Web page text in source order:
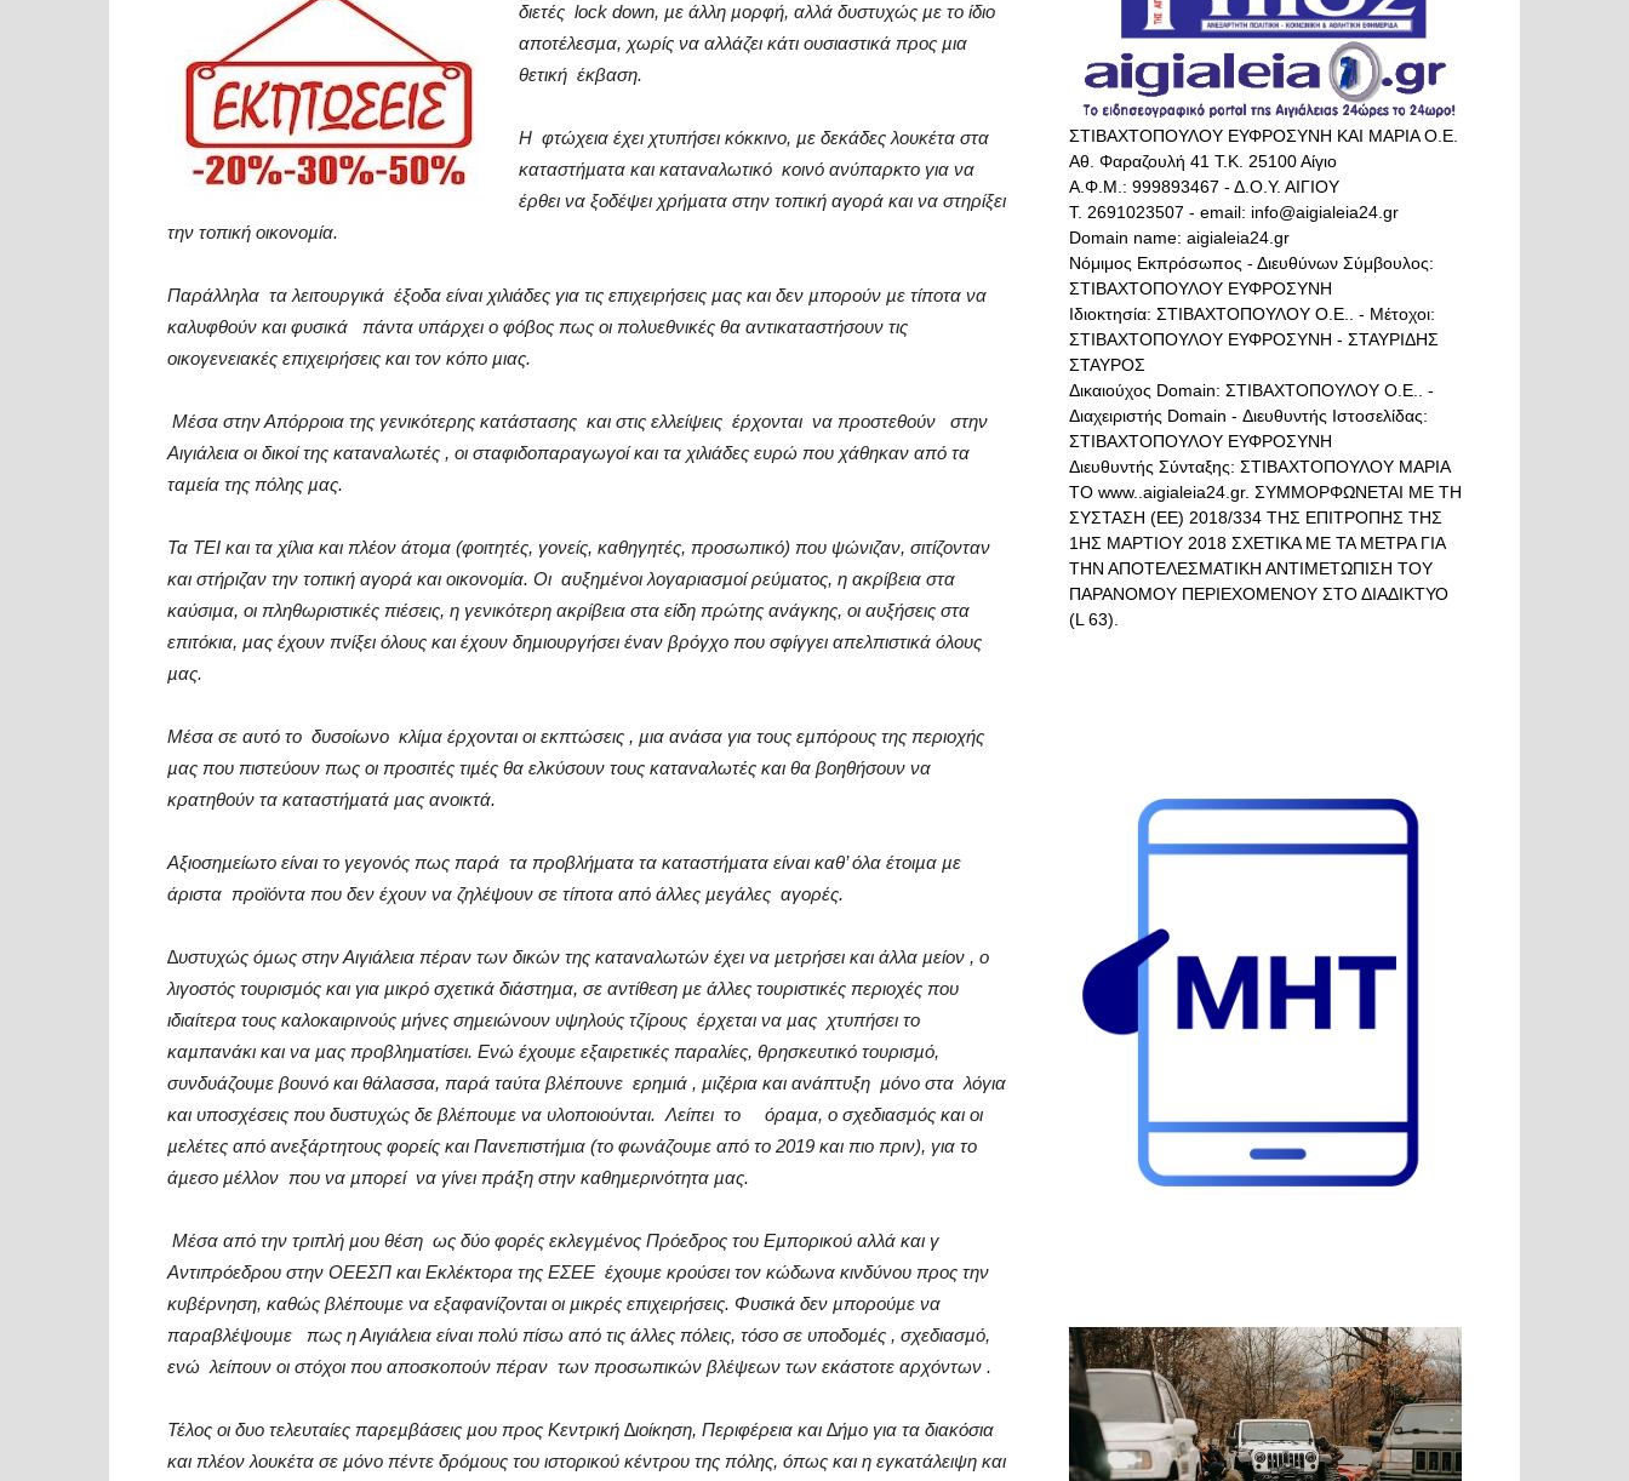
διετές lock down, µε άλλη µορφή, αλλά δυστυχώς µε το ίδιο
αποτέλεσµα, χωρίς να αλλάζει κάτι ουσιαστικά προς µια
θετική έκβαση.
Η φτώχεια έχει χτυπήσει κόκκινο, µε δεκάδες λουκέτα στα
καταστήµατα και καταναλωτικό κοινό ανύπαρκτο για να
έρθει να ξοδέψει χρήµατα στην τοπική αγορά και να στηρίξει
την τοπική οικονοµία.
Παράλληλα τα λειτουργικά έξοδα είναι χιλιάδες για τις επιχειρήσεις µας και δεν µπορούν µε τίποτα να
καλυφθούν και φυσικά
πάντα υπάρχει ο φόβος πως οι πολυεθνικές θα αντικαταστήσουν τις
οικογενειακές επιχειρήσεις και τον κόπο µιας.
Μέσα στην Απόρροια της γενικότερης κατάστασης και στις ελλείψεις έρχονται να προστεθούν
στην
Αιγιάλεια οι δικοί της καταναλωτές , οι σταφιδοπαραγωγοί και τα χιλιάδες ευρώ που χάθηκαν από τα
ταµεία της πόλης µας.
Τα ΤΕΙ και τα χίλια και πλέον άτοµα (φοιτητές, γονείς, καθηγητές, προσωπικό) που ψώνιζαν, σιτίζονταν
και στήριζαν την τοπική αγορά και οικονοµία. Οι αυξηµένοι λογαριασµοί ρεύµατος, η ακρίβεια στα
καύσιµα, οι πληθωριστικές πιέσεις, η γενικότερη ακρίβεια στα είδη πρώτης ανάγκης, οι αυξήσεις στα
επιτόκια, µας έχουν πνίξει όλους και έχουν δηµιουργήσει έναν βρόγχο που σφίγγει απελπιστικά όλους
µας.
Μέσα σε αυτό το δυσοίωνο κλίµα έρχονται οι εκπτώσεις , µια ανάσα για τους εµπόρους της περιοχής
µας που πιστεύουν πως οι προσιτές τιµές θα ελκύσουν τους καταναλωτές και θα βοηθήσουν να
κρατηθούν τα καταστήµατά µας ανοικτά.
Αξιοσηµείωτο είναι το γεγονός πως παρά τα προβλήµατα τα καταστήµατα είναι καθ’ όλα έτοιµα µε
άριστα προϊόντα που δεν έχουν να ζηλέψουν σε τίποτα από άλλες µεγάλες αγορές.
∆υστυχώς όµως στην Αιγιάλεια πέραν των δικών της καταναλωτών έχει να µετρήσει και άλλα µείον , ο
λιγοστός τουρισµός και για µικρό σχετικά διάστηµα, σε αντίθεση µε άλλες τουριστικές περιοχές που
ιδιαίτερα τους καλοκαιρινούς µήνες σηµειώνουν υψηλούς τζίρους έρχεται να µας χτυπήσει το
καµπανάκι και να µας προβληµατίσει. Ενώ έχουµε εξαιρετικές παραλίες, θρησκευτικό τουρισµό,
συνδυάζουµε βουνό και θάλασσα, παρά ταύτα βλέπουνε ερηµιά , µιζέρια και ανάπτυξη µόνο στα λόγια
και υποσχέσεις που δυστυχώς δε βλέπουµε να υλοποιούνται. Λείπει το
όραµα, ο σχεδιασµός και οι
µελέτες από ανεξάρτητους φορείς και Πανεπιστήµια (το φωνάζουµε από το 2019 και πιο πριν), για το
άµεσο µέλλον που να µπορεί να γίνει πράξη στην καθηµερινότητα µας.
Μέσα από την τριπλή µου θέση ως δύο φορές εκλεγµένος Πρόεδρος του Εµπορικού αλλά και γ
Αντιπρόεδρου στην ΟΕΕΣΠ και Εκλέκτορα της ΕΣΕΕ έχουµε κρούσει τον κώδωνα κινδύνου προς την
κυβέρνηση, καθώς βλέπουµε να εξαφανίζονται οι µικρές επιχειρήσεις. Φυσικά δεν µπορούµε να
παραβλέψουµε
πως η Αιγιάλεια είναι πολύ πίσω από τις άλλες πόλεις, τόσο σε υποδοµές , σχεδιασµό,
ενώ λείπουν οι στόχοι που αποσκοπούν πέραν των προσωπικών βλέψεων των εκάστοτε αρχόντων .
Τέλος οι δυο τελευταίες παρεµβάσεις µου προς Κεντρική ∆ιοίκηση, Περιφέρεια και ∆ήµο για τα διακόσια
και πλέον λουκέτα σε µόνο πέντε δρόµους του ιστορικού κέντρου της πόλης, όπως και η εγκατάλειψη και
ΣΤΙΒΑΧΤΟΠΟΥΛΟΥ ΕΥΦΡΟΣΥΝΗ ΚΑΙ ΜΑΡΙΑ Ο.Ε.
Αθ. Φαραζουλή 41 Τ.Κ. 25100 Αίγιο
Α.Φ.Μ.: 999893467 - Δ.Ο.Υ. ΑΙΓΙΟΥ
Τ. 2691023507 - email: info@aigialeia24.gr
Domain name: aigialeia24.gr
Νόμιμος Εκπρόσωπος - Διευθύνων Σύμβουλος:
ΣΤΙΒΑΧΤΟΠΟΥΛΟΥ ΕΥΦΡΟΣΥΝΗ
Ιδιοκτησία: ΣΤΙΒΑΧΤΟΠΟΥΛΟΥ Ο.Ε.. - Μέτοχοι:
ΣΤΙΒΑΧΤΟΠΟΥΛΟΥ ΕΥΦΡΟΣΥΝΗ - ΣΤΑΥΡΙΔΗΣ
ΣΤΑΥΡΟΣ
Δικαιούχος Domain: ΣΤΙΒΑΧΤΟΠΟΥΛΟΥ Ο.Ε.. -
Διαχειριστής Domain - Διευθυντής Ιστοσελίδας:
ΣΤΙΒΑΧΤΟΠΟΥΛΟΥ ΕΥΦΡΟΣΥΝΗ
Διευθυντής Σύνταξης: ΣΤΙΒΑΧΤΟΠΟΥΛΟΥ ΜΑΡΙΑ
ΤΟ www..aigialeia24.gr. ΣΥΜΜΟΡΦΩΝΕΤΑΙ ΜΕ ΤΗ
ΣΥΣΤΑΣΗ (ΕΕ) 2018/334 ΤΗΣ ΕΠΙΤΡΟΠΗΣ ΤΗΣ
1ΗΣ ΜΑΡΤΙΟΥ 2018 ΣΧΕΤΙΚΑ ΜΕ ΤΑ ΜΕΤΡΑ ΓΙΑ
ΤΗΝ ΑΠΟΤΕΛΕΣΜΑΤΙΚΗ ΑΝΤΙΜΕΤΩΠΙΣΗ ΤΟΥ
ΠΑΡΑΝΟΜΟΥ ΠΕΡΙΕΧΟΜΕΝΟΥ ΣΤΟ ΔΙΑΔΙΚΤΥΟ
(L 63).